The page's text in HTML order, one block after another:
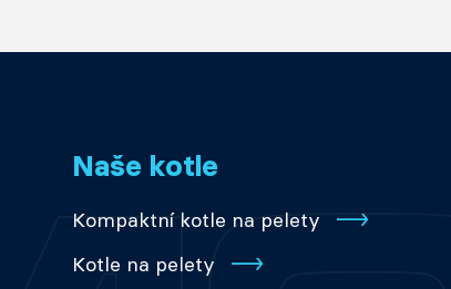
Naše kotle
Kompaktní kotle na pelety
Kotle na pelety